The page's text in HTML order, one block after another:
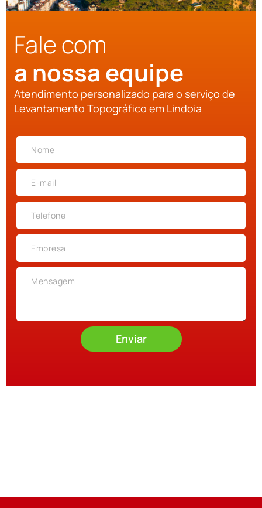
Fale com
a nossa equipe
Atendimento personalizado para o serviço de
Levantamento Topográfico em Lindoia
Enviar